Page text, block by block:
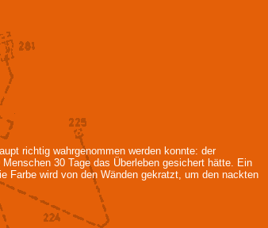
richtig wahrgenommen werden konnte: der
30 Tage das Überleben gesichert hätte. Ein
Farbe wird von den Wänden gekratzt, um den nackten